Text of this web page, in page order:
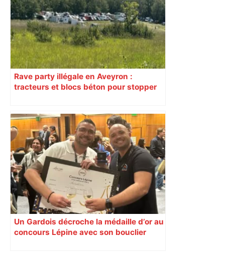
l’escalade qui espère dépasser le mur
d’indifférence des quartiers populaires.
Reportage
Rave party illégale en Aveyron :
tracteurs et blocs béton pour stopper
Un Gardois décroche la médaille d’or au
concours Lépine avec son bouclier